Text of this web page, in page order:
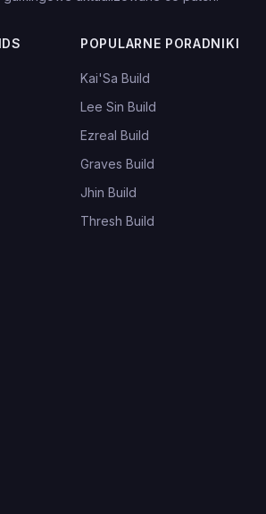
POPULARNE PORADNIKI
Kai'Sa Build
Lee Sin Build
Ezreal Build
Graves Build
Jhin Build
Thresh Build